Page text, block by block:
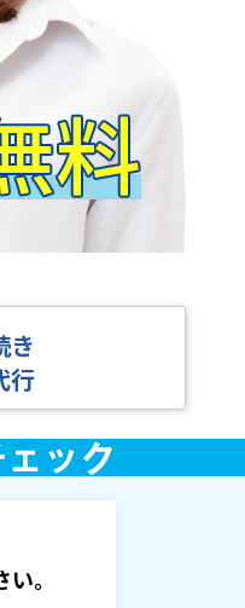
き
行
。